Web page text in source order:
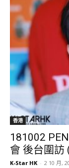
香港
181002
會 後台圍訪
K-Star HK - 2 10 月,